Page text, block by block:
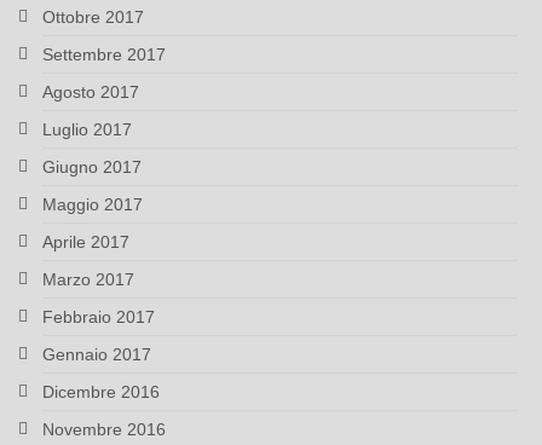
Ottobre 2017
Settembre 2017
Agosto 2017
Luglio 2017
Giugno 2017
Maggio 2017
Aprile 2017
Marzo 2017
Febbraio 2017
Gennaio 2017
Dicembre 2016
Novembre 2016